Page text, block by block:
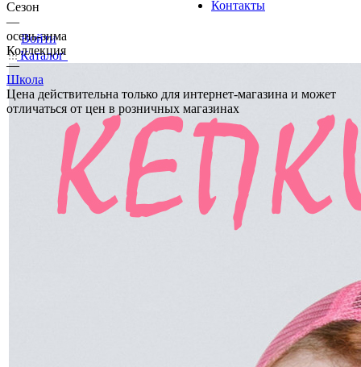
Контакты
Войти
Каталог
Сезон
—
осень-зима
Коллекция
—
Школа
Цена действительна только для интернет-магазина и может
отличаться от цен в розничных магазинах